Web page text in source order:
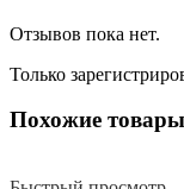
Отзывов пока нет.
Только
Похожие товары